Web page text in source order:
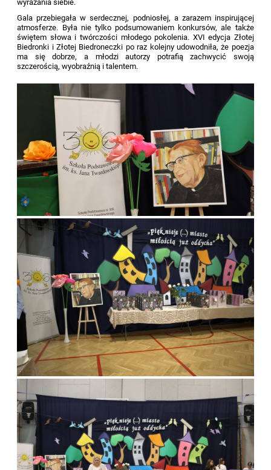
wyrażania siebie.
Gala przebiegała w serdecznej, podniosłej, a zarazem inspirującej
atmosferze. Była nie tylko podsumowaniem konkursów, ale także
świętem słowa i twórczości młodego pokolenia. XVI edycja Złotej
Biedronki i Złotej Biedroneczki po raz kolejny udowodniła, że poezja
ma się dobrze, a młodzi autorzy potrafią zachwycić swoją
szczerością, wyobraźnią i talentem.